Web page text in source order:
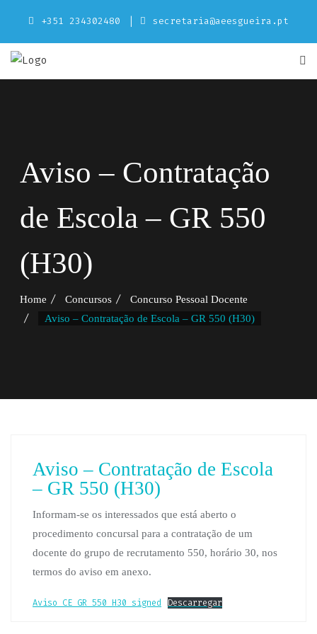
content
+351 234302480 secretaria@aeesgueira.pt
Aviso – Contratação
de Escola – GR 550
(H30)
Home Concursos
Concurso Pessoal Docente
Aviso – Contratação de Escola – GR 550 (H30)
Aviso – Contratação de Escola
– GR 550 (H30)
Informam-se os interessados que está aberto o
procedimento concursal para a contratação de um
docente do grupo de recrutamento 550, horário 30, nos
termos do aviso em anexo.
Aviso_CE_GR_550_H30_signed Descarregar